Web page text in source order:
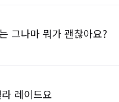
그나마 뭐가 괜찮아요?
레이드요